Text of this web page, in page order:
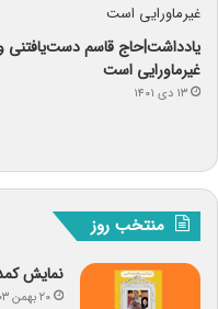
یادداشت|حاج قاسم دست‌یافتنی
غیرماورایی است
۱۳ دی ۱۴۰۱
منتخب روز
نمایش
۲۰ بهمن ۱۴۰۳